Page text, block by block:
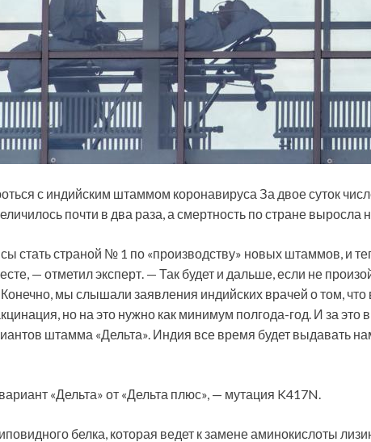
с индийским штаммом коронавируса За двое суток
почти в два раза, а смертность по стране выросла
стать страной № 1 по «производству» новых штаммов, и
— отметил эксперт. — Так будет и дальше, если не
мы слышали заявления индийских врачей о том, что
но на это нужно как минимум полгода-год. И за это
штамма «Дельта». Индия все время будет выдавать
«Дельта» от «Дельта плюс», — мутация K417N.
белка, которая ведет к замене аминокислоты